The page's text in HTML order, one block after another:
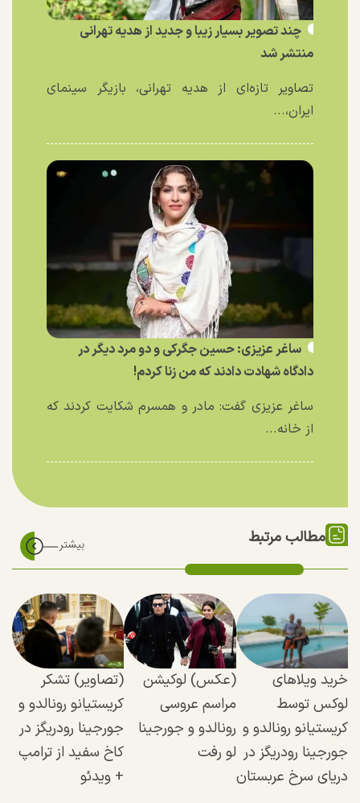
چند تصویر بسیار زیبا و جدید از هدیه تهرانی
منتشر شد
تصاویر تازه‌ای از هدیه تهرانی، بازیگر سینمای
ایران،...
ساغر عزیزی: حسین جگرکی و دو مرد دیگر در
دادگاه شهادت دادند که من زنا کردم!
ساغر عزیزی گفت: مادر و همسرم شکایت کردند که
از خانه...
مطالب مرتبط
خرید ویلا‌های
لوکس توسط
کریستیانو رونالدو و
جورجینا رودریگز در
دریای سرخ عربستان
(عکس) لوکیشن
مراسم عروسی
رونالدو و جورجینا
لو رفت
(تصاویر) تشکر
کریستیانو رونالدو و
جورجینا رودریگز در
کاخ سفید از ترامپ
+ ویدئو